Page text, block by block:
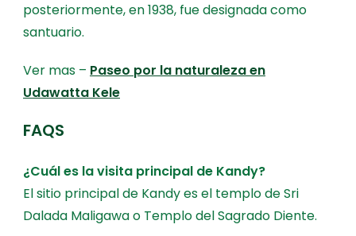
posteriormente, en 1938, fue designada como
santuario.
Ver mas – Paseo por la naturaleza en
Udawatta Kele
FAQS
¿Cuál es la visita principal de Kandy?
El sitio principal de Kandy es el templo de Sri
Dalada Maligawa o Templo del Sagrado Diente.